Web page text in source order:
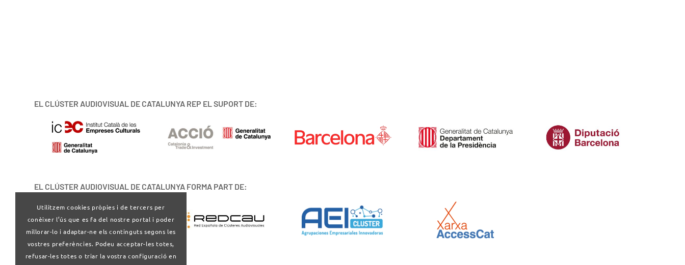
EL CLÚSTER AUDIOVISUAL DE CATALUNYA REP EL SUPORT DE:
EL CLÚSTER AUDIOVISUAL DE CATALUNYA FORMA PART DE:
Utilitzem cookies pròpies i de tercers per
conèixer l’ús que es fa del nostre portal i poder
millorar-lo i adaptar-ne els continguts segons les
vostres preferències. Podeu acceptar-les totes,
refusar-les totes o triar la vostra configuració en